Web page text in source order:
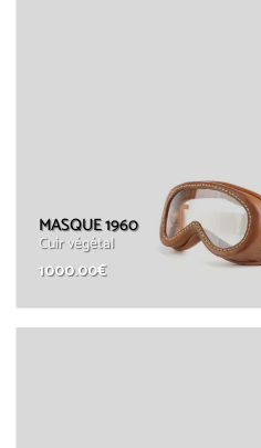
MASQUE 1960
Cuir végétal
1000.00€